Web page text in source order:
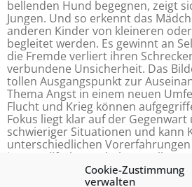
Cookie-Zustimmung
verwalten
bellenden Hund begegnen, zeigt
Jungen. Und so erkennt das
anderen Kinder von kleineren
begleitet werden. Es gewinnt an
die Fremde verliert ihren
verbundene Unsicherheit. Das
tollen Ausgangspunkt zur
Thema Angst in einem neuen
Flucht und Krieg können
Fokus liegt klar auf der
schwieriger Situationen und kann
unterschiedlichen
in Pastellfarben gehaltenen
Gestaltung eigener mutmachender